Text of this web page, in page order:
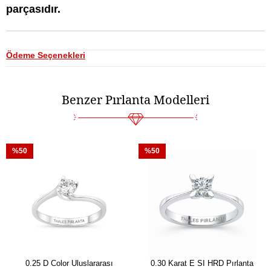
parçasıdır.
Ödeme Seçenekleri
Benzer Pırlanta Modelleri
0.25 D Color Uluslararası
%50
0.30 Karat E SI HRD Pırlanta
%50